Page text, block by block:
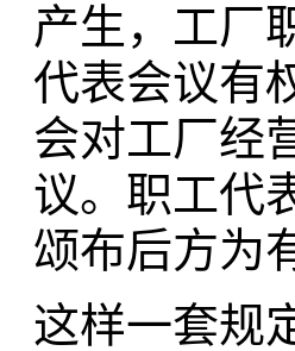
产生，工厂
代表会议有
会对工厂经
议。职工代
颂布后方为
这样一套规